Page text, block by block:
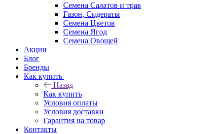
Семена Салатов и трав
Газон, Сидераты
Семена Цветов
Семена Ягод
Семена Овощей
Акции
Блог
Бренды
Как купить
Назад
Как купить
Условия оплаты
Условия доставки
Гарантия на товар
Контакты